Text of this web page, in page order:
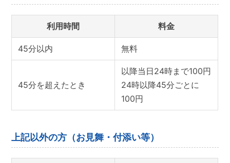
利用時間 料金
45分以内 無料
45分を超えたとき
以降当日24時まで100円
24時以降45分ごとに
100円
上記以外の方（お見舞・付添い等）